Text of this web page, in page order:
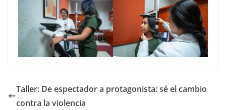
Taller: De espectador a protagonista: sé el cambio
contra la violencia